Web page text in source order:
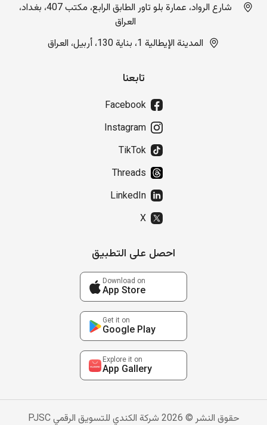
شارع الرواد، عمارة بلو تاور الطابق الرابع، مكتب 407، بغداد،
العراق
المدينة الإيطالية 1، بناية 130، أربيل، العراق
تابعنا
Facebook
Instagram
TikTok
Threads
LinkedIn
X
احصل على التطبيق
Download on
App Store
Get it on
Google Play
Explore it on
App Gallery
حقوق النشر © 2026 شركة الكندي للتسويق الرقمي PJSC